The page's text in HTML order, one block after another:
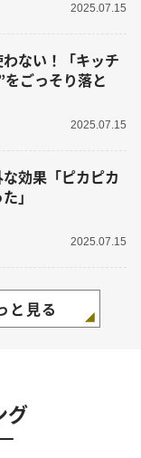
2025.07.15
ない！「キッチ
ごっそり落と
2025.07.15
効果「ピカピカ
」
2025.07.15
と見る
グ